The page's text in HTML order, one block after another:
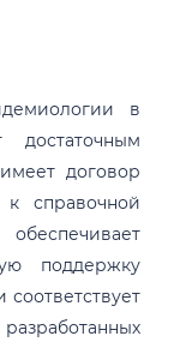
в
достаточным
договор
справочной
поддержку
соответствует